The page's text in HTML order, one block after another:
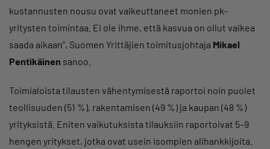
kustannusten nousu ovat vaikeuttaneet monien pk-
yritysten toimintaa. Ei ole ihme, että kasvua on ollut vaikea
saada aikaan”, Suomen Yrittäjien toimitusjohtaja Mikael
Pentikäinen sanoo.
Toimialoista tilausten vähentymisestä raportoi noin puolet
teollisuuden (51 %), rakentamisen (49 %) ja kaupan (48 %)
yrityksistä. Eniten vaikutuksista tilauksiin raportoivat 5–9
hengen yritykset, jotka ovat usein isompien alihankkijoita.